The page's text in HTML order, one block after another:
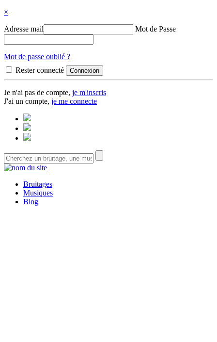
×
Adresse mail Mot de Passe
Mot de passe oublié ?
Rester connecté
Je n'ai pas de compte, je m'inscris
J'ai un compte, je me connecte
Bruitages
Musiques
Blog